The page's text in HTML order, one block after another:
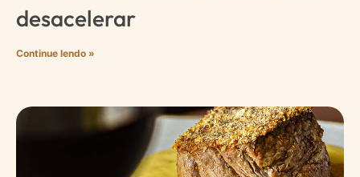
desacelerar
Continue lendo »